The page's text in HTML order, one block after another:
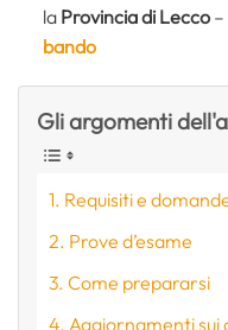
la Provincia di Lecco–
bando
Gli argomenti
Requisiti e
Prove d’esame
Come prepararsi
Aggiornamenti sui